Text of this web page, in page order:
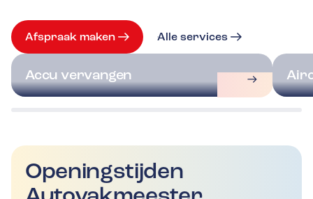
Afspraak maken Alle services
Accu vervangen
Openingstijden